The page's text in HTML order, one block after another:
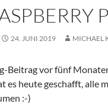
24. JUNI 2019 MICHAEL
Beitrag vor fünf
es heute geschafft, alle
:-)